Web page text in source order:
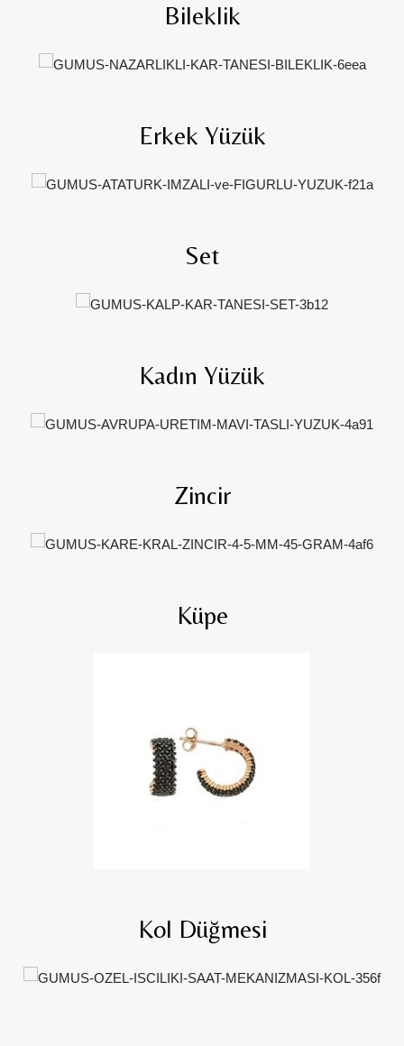
Bileklik
Erkek Yüzük
Set
Kadın Yüzük
Zincir
Küpe
Kol Düğmesi